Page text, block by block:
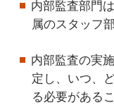
内部監査部門
属のスタッフ
内部監査の実
定し、いつ、
る必要がある